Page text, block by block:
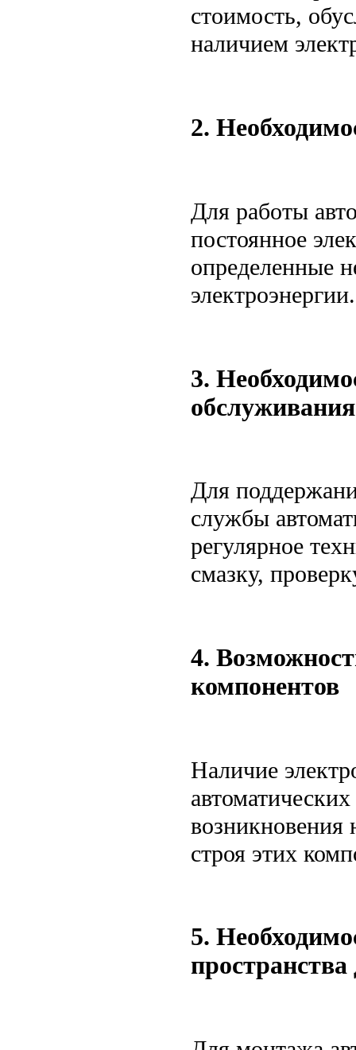
стоимость,
наличием
2.
Для работы
постоянное
определенные
электроэнергии.
3.
обслуживания
Для
службы
регулярное
смазку,
4.
компонентов
Наличие
возникновения
строя этих
5.